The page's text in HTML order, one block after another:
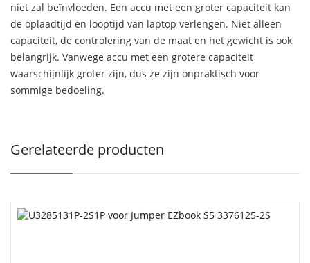
niet zal beïnvloeden. Een accu met een groter capaciteit kan
de oplaadtijd en looptijd van laptop verlengen. Niet alleen
capaciteit, de controlering van de maat en het gewicht is ook
belangrijk. Vanwege accu met een grotere capaciteit
waarschijnlijk groter zijn, dus ze zijn onpraktisch voor
sommige bedoeling.
Gerelateerde producten